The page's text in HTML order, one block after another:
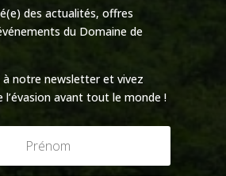
des actualités, offres
du Domaine de
à notre newsletter et vivez
l’évasion avant tout le monde !